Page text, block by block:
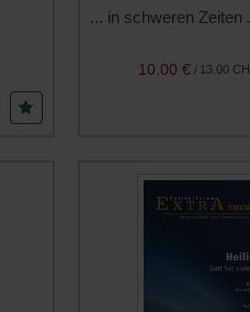
... in schweren Zeiten
13.00
/
10.00 €